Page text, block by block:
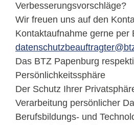
Verbesserungsvorschläge?
Wir freuen uns auf den
Kontaktaufnahme gerne per
Das BTZ Papenburg
Persönlichkeitssphäre
Der Schutz Ihrer
Verarbeitung persönlicher
Berufsbildungs- und